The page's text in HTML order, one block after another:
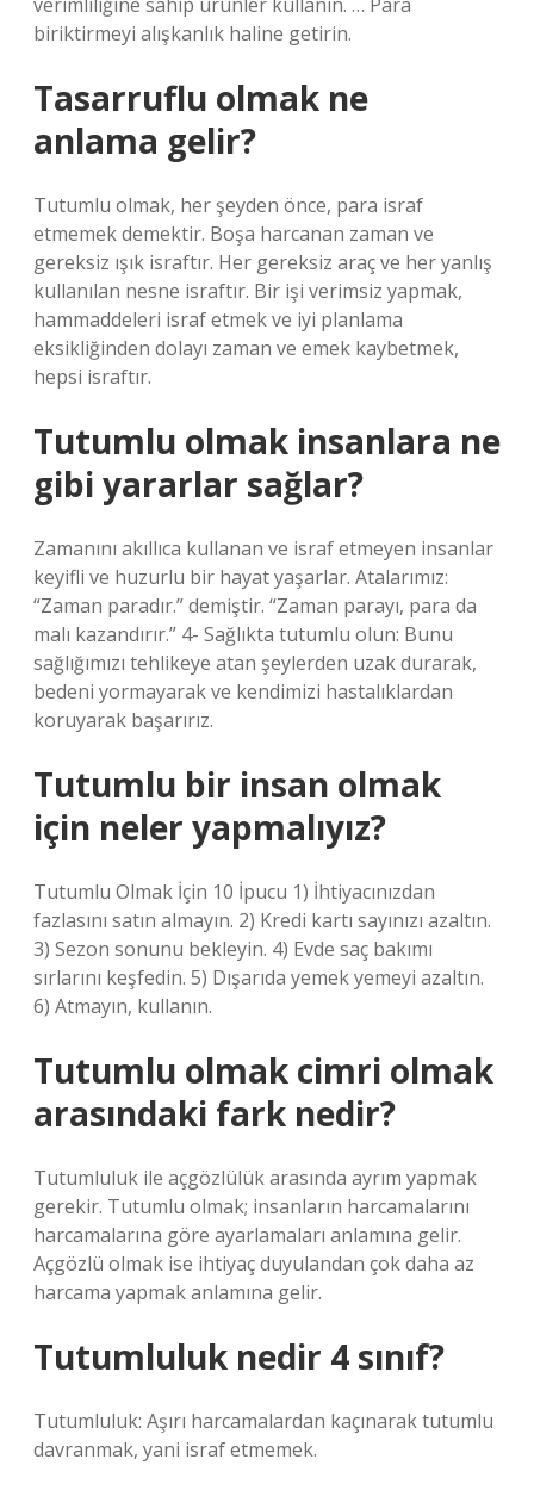
biriktirmeyi alışkanlık haline getirin.
Tasarruflu olmak ne
anlama gelir?
Tutumlu olmak, her şeyden önce, para israf
etmemek demektir. Boşa harcanan zaman ve
gereksiz ışık israftır. Her gereksiz araç ve her yanlış
kullanılan nesne israftır. Bir işi verimsiz yapmak,
hammaddeleri israf etmek ve iyi planlama
eksikliğinden dolayı zaman ve emek kaybetmek,
hepsi israftır.
Tutumlu olmak insanlara ne
gibi yararlar sağlar?
Zamanını akıllıca kullanan ve israf etmeyen insanlar
keyifli ve huzurlu bir hayat yaşarlar. Atalarımız:
“Zaman paradır.” demiştir. “Zaman parayı, para da
malı kazandırır.” 4- Sağlıkta tutumlu olun: Bunu
sağlığımızı tehlikeye atan şeylerden uzak durarak,
bedeni yormayarak ve kendimizi hastalıklardan
koruyarak başarırız.
Tutumlu bir insan olmak
için neler yapmalıyız?
Tutumlu Olmak İçin 10 İpucu 1) İhtiyacınızdan
fazlasını satın almayın. 2) Kredi kartı sayınızı azaltın.
3) Sezon sonunu bekleyin. 4) Evde saç bakımı
sırlarını keşfedin. 5) Dışarıda yemek yemeyi azaltın.
6) Atmayın, kullanın.
Tutumlu olmak cimri olmak
arasındaki fark nedir?
Tutumluluk ile açgözlülük arasında ayrım yapmak
gerekir. Tutumlu olmak; insanların harcamalarını
harcamalarına göre ayarlamaları anlamına gelir.
Açgözlü olmak ise ihtiyaç duyulandan çok daha az
harcama yapmak anlamına gelir.
Tutumluluk nedir 4 sınıf?
Tutumluluk: Aşırı harcamalardan kaçınarak tutumlu
davranmak, yani israf etmemek.